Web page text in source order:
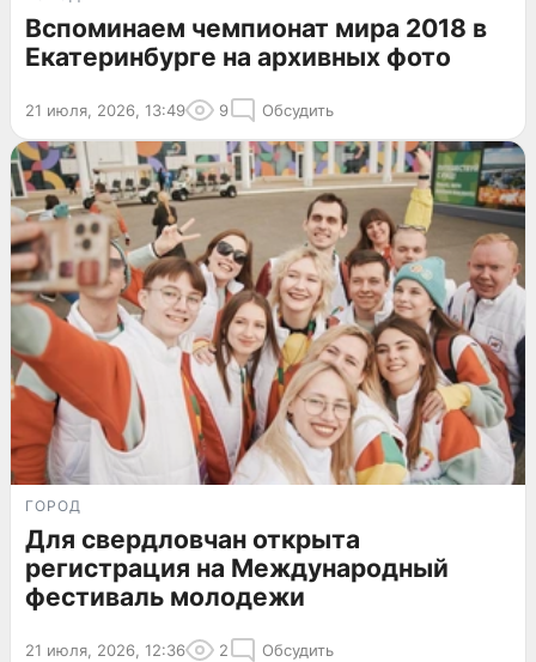
Вспоминаем чемпионат мира 2018 в
Екатеринбурге на архивных фото
21 июля, 2026, 13:49 9 Обсудить
ГОРОД
Для свердловчан открыта
регистрация на Международный
фестиваль молодежи
21 июля, 2026, 12:36 2 Обсудить